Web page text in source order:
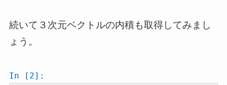
続いて３次元ベクトルの内積も取得してみまし
ょう。
In [2]: